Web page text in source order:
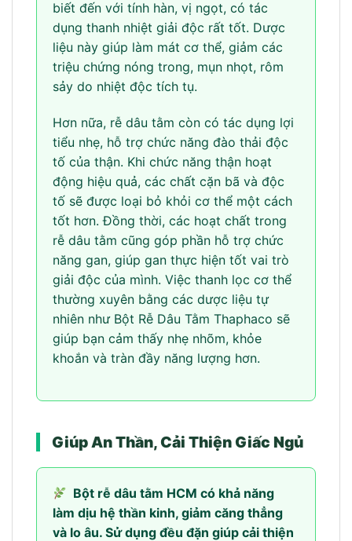
biết đến với tính hàn, vị ngọt, có tác
dụng thanh nhiệt giải độc rất tốt. Dược
liệu này giúp làm mát cơ thể, giảm các
triệu chứng nóng trong, mụn nhọt, rôm
sảy do nhiệt độc tích tụ.
Hơn nữa, rễ dâu tằm còn có tác dụng lợi
tiểu nhẹ, hỗ trợ chức năng đào thải độc
tố của thận. Khi chức năng thận hoạt
động hiệu quả, các chất cặn bã và độc
tố sẽ được loại bỏ khỏi cơ thể một cách
tốt hơn. Đồng thời, các hoạt chất trong
rễ dâu tằm cũng góp phần hỗ trợ chức
năng gan, giúp gan thực hiện tốt vai trò
giải độc của mình. Việc thanh lọc cơ thể
thường xuyên bằng các dược liệu tự
nhiên như Bột Rễ Dâu Tằm Thaphaco sẽ
giúp bạn cảm thấy nhẹ nhõm, khỏe
khoắn và tràn đầy năng lượng hơn.
Giúp An Thần, Cải Thiện Giấc Ngủ
Bột rễ dâu tằm HCM có khả năng
làm dịu hệ thần kinh, giảm căng thẳng
và lo âu. Sử dụng đều đặn giúp cải thiện